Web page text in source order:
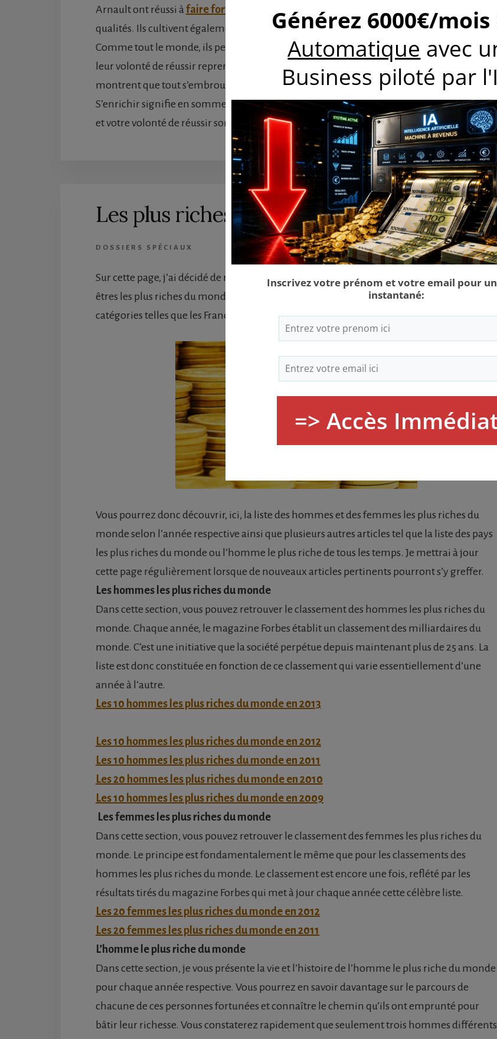
Arnault ont réussi à faire fortune
. La créativité et la prise de risque sont parmi leurs
qualités. Ils cultivent également une mentalité de gagnants au cours de leur existence.
Comme tout le monde, ils peuvent sentier de la fatigue ou de la lassitude. Malgré cela,
leur volonté de réussir reprend toujours le dessus. Même quand toutes les circonstances
montrent que tout s’embrouille dans le noir, ils ne se laissent pas abattre.
S’enrichir signifie en somme semer, entretenir et soigner au quotidien. Votre créativité
et votre volonté de réussir sont les moyens essentiels vous permettant de vous enrichir.
Les plus riches du monde
DOSSIERS SPÉCIAUX
Sur cette page, j’ai décidé de réunir tous les articles ayant un rapport avec les pays et les
êtres les plus riches du monde. Peut-être que j’y ajouterai avec le temps de nouvelles
catégories telles que les Français ou les Québécois les plus riches du monde…
Vous pourrez donc découvrir, ici, la liste des hommes et des femmes les plus riches du
monde selon l’année respective ainsi que plusieurs autres articles tel que la liste des pays
les plus riches du monde ou l’homme le plus riche de tous les temps. Je mettrai à jour
cette page régulièrement lorsque de nouveaux articles pertinents pourront s’y greffer.
Les hommes les plus riches du monde
Dans cette section, vous pouvez retrouver le classement des hommes les plus riches du
monde. Chaque année, le magazine Forbes établit un classement des milliardaires du
monde. C’est une initiative que la société perpétue depuis maintenant plus de 25 ans. La
liste est donc constituée en fonction de ce classement qui varie essentiellement d’une
année à l’autre.
Les 10 hommes les plus riches du monde en 2013
Les 10 hommes les plus riches du monde en 2012
Les 10 hommes les plus riches du monde en 2011
Les 20 hommes les plus riches du monde en 2010
Les 10 hommes les plus riches du monde en 2009
Les femmes les plus riches du monde
Dans cette section, vous pouvez retrouver le classement des femmes les plus riches du
monde. Le principe est fondamentalement le même que pour les classements des
hommes les plus riches du monde. Le classement est encore une fois, reflété par les
résultats tirés du magazine Forbes qui met à jour chaque année cette célèbre liste.
Les 20 femmes les plus riches du monde en 2012
Les 20 femmes les plus riches du monde en 2011
L’homme le plus riche du monde
Dans cette section, je vous présente la vie et l’histoire de l’homme le plus riche du monde
pour chaque année respective. Vous pourrez en savoir davantage sur le parcours de
chacune de ces personnes fortunées et connaître le chemin qu’ils ont emprunté pour
bâtir leur richesse. Vous constaterez rapidement que seulement trois hommes différents